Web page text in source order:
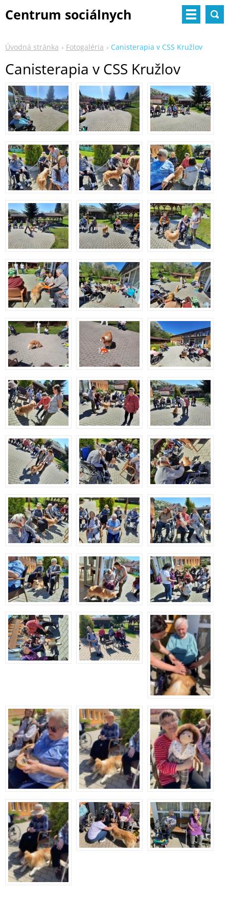
Centrum sociálnych
Úvodná stránka Fotogaléria Canisterapia v CSS Kružlov
Canisterapia v CSS Kružlov